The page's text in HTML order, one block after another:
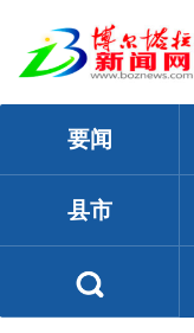
要闻
县市